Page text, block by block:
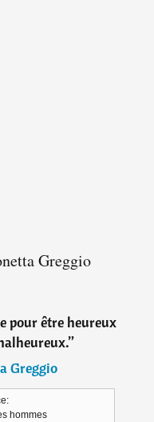
Greggio
pour être heureux
”
Greggio
hommes